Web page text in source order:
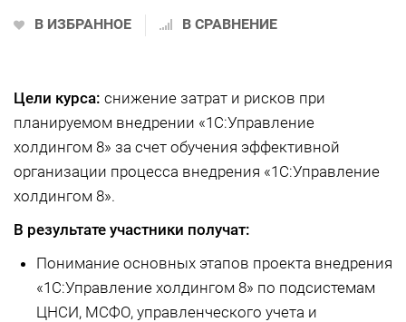
В ИЗБРАННОЕ В СРАВНЕНИЕ
Цели курса: снижение затрат и рисков при
планируемом внедрении «1С:Управление
холдингом 8» за счет обучения эффективной
организации процесса внедрения «1С:Управление
холдингом 8».
В результате участники получат:
Понимание основных этапов проекта внедрения
«1С:Управление холдингом 8» по подсистемам
ЦНСИ, МСФО, управленческого учета и